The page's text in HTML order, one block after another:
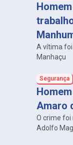
A vítima
Manhaçu
Segurança
Amaro
O crime foi
Adolfo